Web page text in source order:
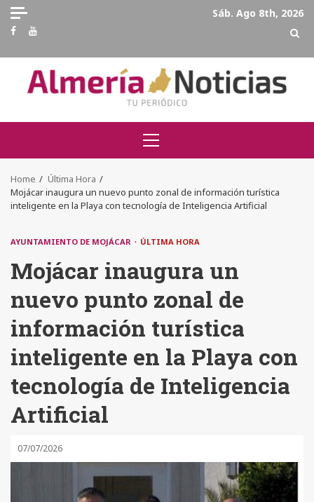
Skip
content
Sáb. Ago 8th, 2026
Facebook
Youtube
Primary
Menu
Home
Última Hora
Mojácar inaugura un nuevo punto zonal de información turística
inteligente en la Playa con tecnología de Inteligencia Artificial
AYUNTAMIENTO DE MOJÁCAR ÚLTIMA HORA
Mojácar inaugura un
nuevo punto zonal de
información turística
inteligente en la Playa con
tecnología de Inteligencia
Artificial
07/07/2026